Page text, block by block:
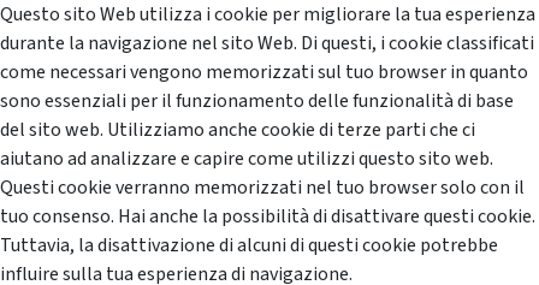
Questo sito Web utilizza i cookie per migliorare la tua esperienza
durante la navigazione nel sito Web. Di questi, i cookie classificati
come necessari vengono memorizzati sul tuo browser in quanto
sono essenziali per il funzionamento delle funzionalità di base
del sito web. Utilizziamo anche cookie di terze parti che ci
aiutano ad analizzare e capire come utilizzi questo sito web.
Questi cookie verranno memorizzati nel tuo browser solo con il
tuo consenso. Hai anche la possibilità di disattivare questi cookie.
Tuttavia, la disattivazione di alcuni di questi cookie potrebbe
influire sulla tua esperienza di navigazione.